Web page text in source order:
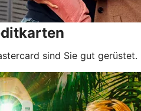
sind Sie gut gerüstet.